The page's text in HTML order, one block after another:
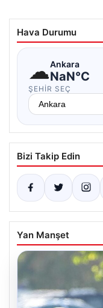
Hava Durumu
☁Ankara
NaN°C
ŞEHIR SEÇ
Bizi Takip Edin
Yan Manşet